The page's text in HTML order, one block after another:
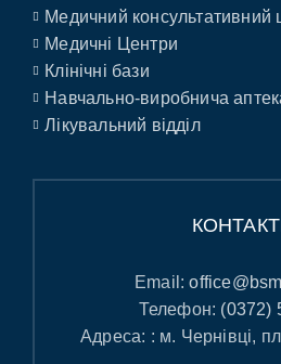
Медичний консультативний
Медичні Центри
Клінічні бази
Навчально-виробнича
Лікувальний відділ
Email:
Телефон: (0372)
Адреса: : м. Чернівці,